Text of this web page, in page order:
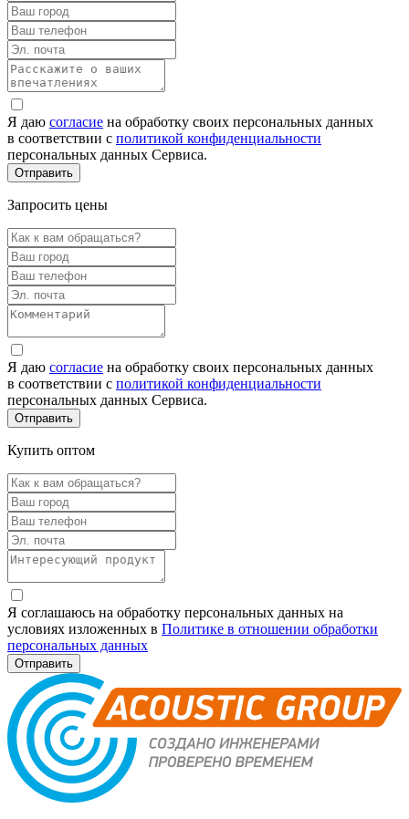
Я даю согласие на обработку своих персональных данных
в соответствии с политикой конфиденциальности
персональных данных Сервиса.
Запросить цены
Я даю согласие на обработку своих персональных данных
в соответствии с политикой конфиденциальности
персональных данных Сервиса.
Купить оптом
Я соглашаюсь на обработку персональных данных на
условиях изложенных в Политике в отношении обработки
персональных данных